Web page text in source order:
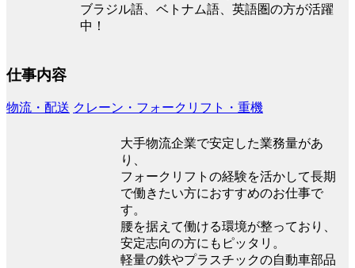
ブラジル語、ベトナム語、英語圏の方が活躍
中！
仕事内容
物流・配送 クレーン・フォークリフト・重機
大手物流企業で安定した業務量があ
り、
フォークリフトの経験を活かして長期
で働きたい方におすすめのお仕事で
す。
腰を据えて働ける環境が整っており、
安定志向の方にもピッタリ。
軽量の鉄やプラスチックの自動車部品